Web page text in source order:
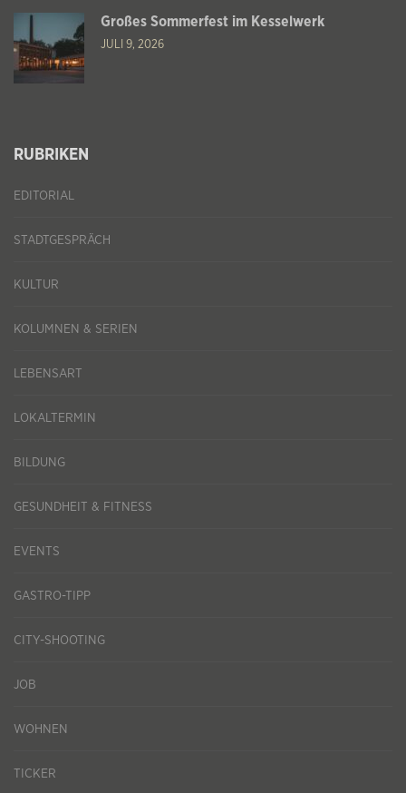
Großes Sommerfest im Kesselwerk
JULI 9, 2026
RUBRIKEN
EDITORIAL
STADTGESPRÄCH
KULTUR
KOLUMNEN & SERIEN
LEBENSART
LOKALTERMIN
BILDUNG
GESUNDHEIT & FITNESS
EVENTS
GASTRO-TIPP
CITY-SHOOTING
JOB
WOHNEN
TICKER